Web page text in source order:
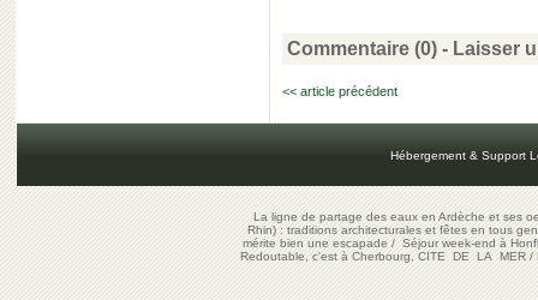
Commentaire (0) - Laisser
<< article précédent
Hébergement & Support
La ligne de partage des eaux en Ardèche et ses
Rhin) : traditions architecturales et fêtes en tous
mérite bien une escapade/Séjour week-end à
Redoutable, c'est à Cherbourg, CITE DE LA MER/